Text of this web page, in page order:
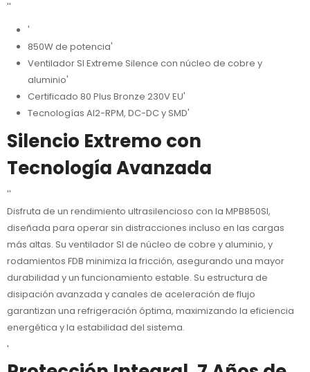
''
'
850W de potencia'
Ventilador SI Extreme Silence con núcleo de cobre y
aluminio'
Certificado 80 Plus Bronze 230V EU'
Tecnologías AI2-RPM, DC-DC y SMD'
Silencio Extremo con
Tecnología Avanzada
''
Disfruta de un rendimiento ultrasilencioso con la MPB850SI,
diseñada para operar sin distracciones incluso en las cargas
más altas. Su ventilador SI de núcleo de cobre y aluminio, y
rodamientos FDB minimiza la fricción, asegurando una mayor
durabilidad y un funcionamiento estable. Su estructura de
disipación avanzada y canales de aceleración de flujo
garantizan una refrigeración óptima, maximizando la eficiencia
energética y la estabilidad del sistema.
'